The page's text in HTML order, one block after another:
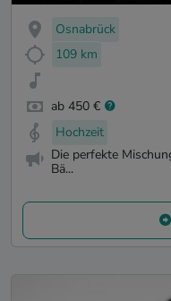
Osnabrück
109 km
ab 450 €
Hochzeit
Die perfekte
Bä...